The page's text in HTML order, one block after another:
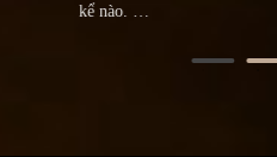
kể nào. …